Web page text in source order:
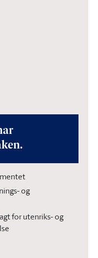
og
for utenriks- og